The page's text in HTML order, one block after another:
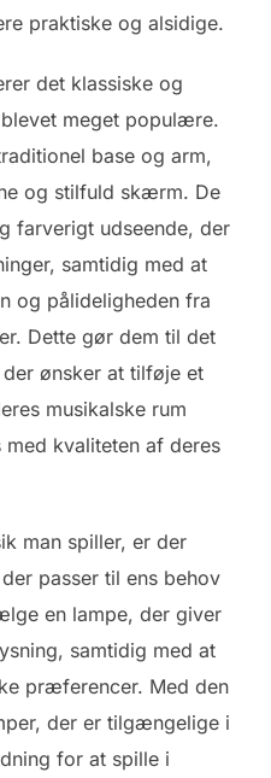
praktiske og alsidige.
det klassiske og
meget populære.
base og arm,
og stilfuld skærm. De
farverigt udseende, der
samtidig med at
og pålideligheden fra
Dette gør dem til det
ønsker at tilføje et
musikalske rum
kvaliteten af deres
man spiller, er der
passer til ens behov
en lampe, der giver
samtidig med at
præferencer. Med den
der er tilgængelige i
for at spille i